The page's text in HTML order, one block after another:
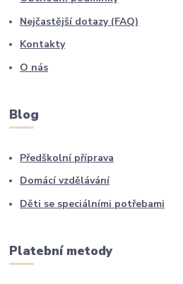
Nejčastější dotazy (FAQ)
Kontakty
O nás
Blog
Předškolní příprava
Domácí vzdělávání
Děti se speciálními potřebami
Platební metody